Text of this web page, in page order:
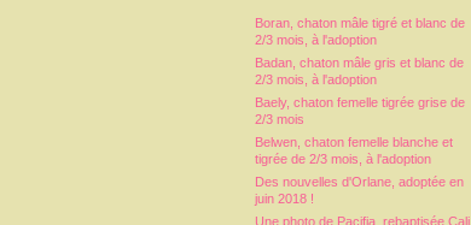
Boran, chaton mâle tigré et blanc de
2/3 mois, à l'adoption
Badan, chaton mâle gris et blanc de
2/3 mois, à l'adoption
Baely, chaton femelle tigrée grise de
2/3 mois
Belwen, chaton femelle blanche et
tigrée de 2/3 mois, à l'adoption
Des nouvelles d'Orlane, adoptée en
juin 2018 !
Une photo de Pacifia, rebaptisée Cali,